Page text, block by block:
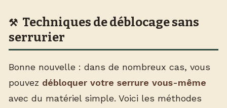
Techniques de déblocage sans
serrurier
Bonne nouvelle : dans de nombreux cas, vous
pouvez débloquer votre serrure vous-même
avec du matériel simple. Voici les méthodes